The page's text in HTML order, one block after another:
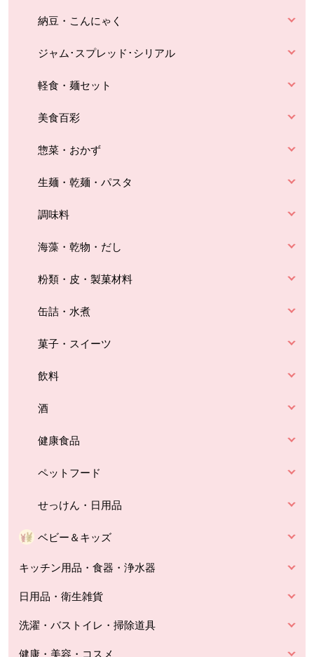
納豆・こんにゃく
ジャム･スプレッド･シリアル
軽食・麺セット
美食百彩
惣菜・おかず
生麺・乾麺・パスタ
調味料
海藻・乾物・だし
粉類・皮・製菓材料
缶詰・水煮
菓子・スイーツ
飲料
酒
健康食品
ペットフード
せっけん・日用品
ベビー＆キッズ
キッチン用品・食器・浄水器
日用品・衛生雑貨
洗濯・バストイレ・掃除道具
健康・美容・コスメ